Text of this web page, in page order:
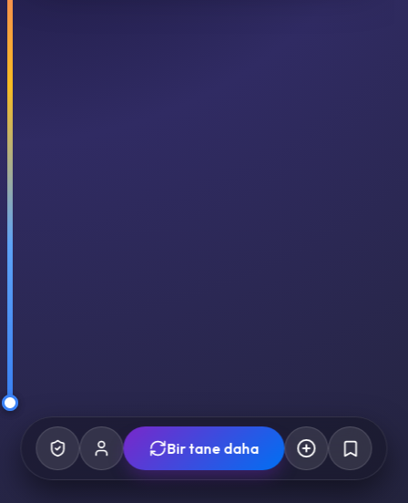
Bir tane daha